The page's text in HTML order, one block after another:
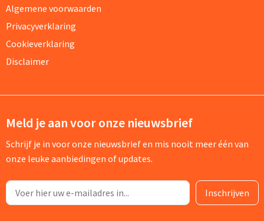
Algemene voorwaarden
Privacyverklaring
Cookieverklaring
Disclaimer
Meld je aan voor onze nieuwsbrief
Schrijf je in voor onze nieuwsbrief en mis nooit meer één van
onze leuke aanbiedingen of updates.